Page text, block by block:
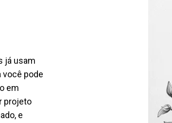
já usam
você pode
em
projeto
e